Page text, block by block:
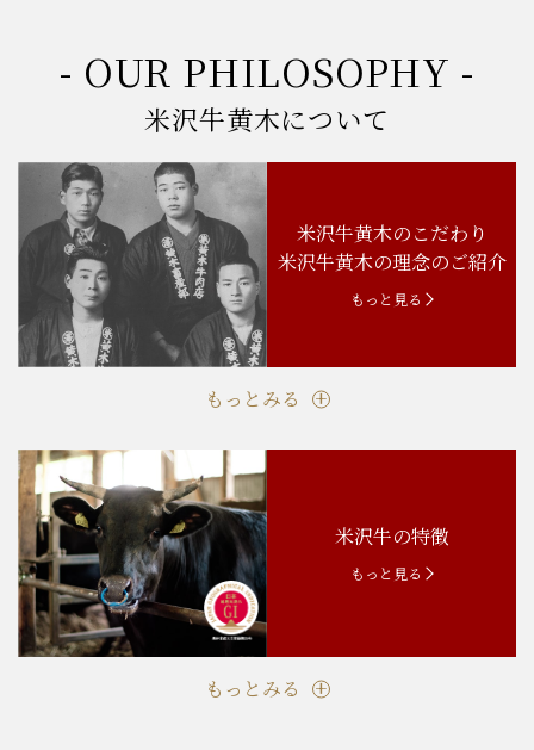
- OUR PHILOSOPHY -
米沢牛黄木について
米沢牛黄木のこだわり
米沢牛黄木の理念のご紹介
もっと見る
もっとみる
米沢牛の特徴
もっと見る
もっとみる